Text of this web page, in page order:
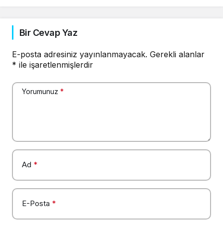
Bir Cevap Yaz
E-posta adresiniz yayınlanmayacak. Gerekli alanlar
* ile işaretlenmişlerdir
Yorumunuz *
Ad *
E-Posta *